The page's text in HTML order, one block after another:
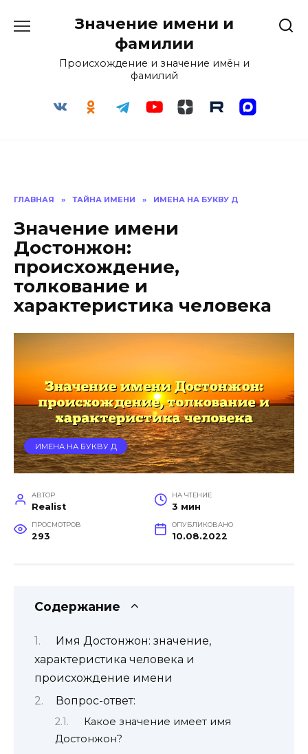
Значение имени и
фамилии
Происхождение и значение имён и
фамилий
ГЛАВНАЯ » ТАЙНА ИМЕНИ » ИМЕНА НА БУКВУ Д
Значение имени
Достонжон:
происхождение,
толкование и
характеристика человека
ИМЕНА НА БУКВУ Д
АВТОР
Realist
НА ЧТЕНИЕ
3 мин
ПРОСМОТРОВ
293
ОПУБЛИКОВАНО
10.08.2022
Содержание
Имя Достонжон: значение,
характеристика человека и
происхождение имени
Вопрос-ответ:
Какое значение имеет имя
Достонжон?